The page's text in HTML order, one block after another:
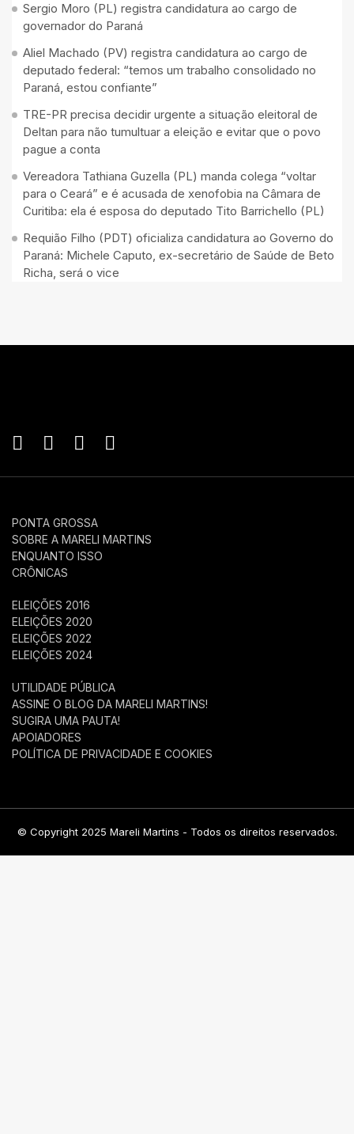
Sergio Moro (PL) registra candidatura ao cargo de
governador do Paraná
Aliel Machado (PV) registra candidatura ao cargo de
deputado federal: “temos um trabalho consolidado no
Paraná, estou confiante”
TRE-PR precisa decidir urgente a situação eleitoral de
Deltan para não tumultuar a eleição e evitar que o povo
pague a conta
Vereadora Tathiana Guzella (PL) manda colega “voltar
para o Ceará” e é acusada de xenofobia na Câmara de
Curitiba: ela é esposa do deputado Tito Barrichello (PL)
Requião Filho (PDT) oficializa candidatura ao Governo do
Paraná: Michele Caputo, ex-secretário de Saúde de Beto
Richa, será o vice
PONTA GROSSA
SOBRE A MARELI MARTINS
ENQUANTO ISSO
CRÔNICAS
ELEIÇÕES 2016
ELEIÇÕES 2020
ELEIÇÕES 2022
ELEIÇÕES 2024
UTILIDADE PÚBLICA
ASSINE O BLOG DA MARELI MARTINS!
SUGIRA UMA PAUTA!
APOIADORES
POLÍTICA DE PRIVACIDADE E COOKIES
© Copyright 2025 Mareli Martins - Todos os direitos reservados.